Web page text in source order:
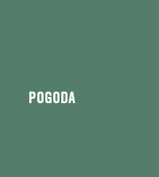
Pogoda